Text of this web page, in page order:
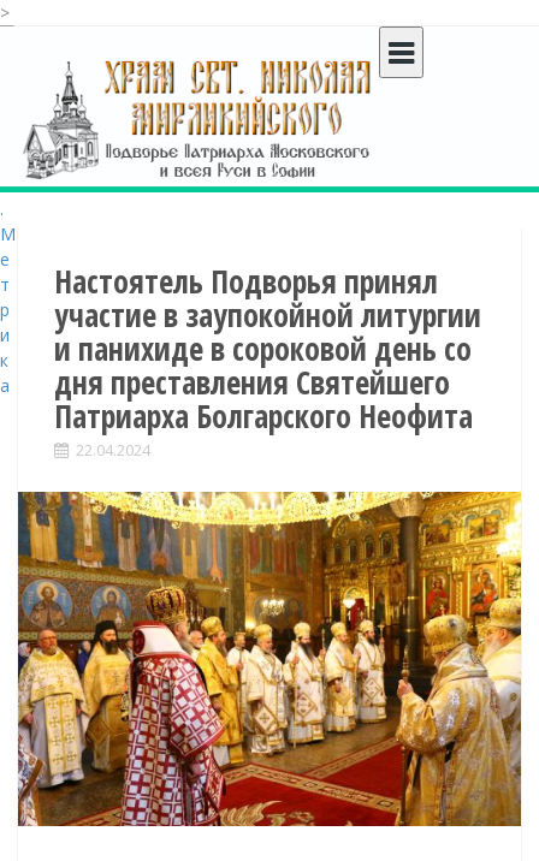
>
c
o
n
t
e
n
t
Настоятель Подворья принял
участие в заупокойной литургии
и панихиде в сороковой день со
дня преставления Святейшего
Патриарха Болгарского Неофита
22.04.2024